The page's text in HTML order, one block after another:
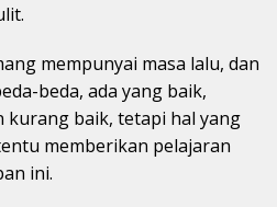
mempunyai masa lalu, dan
beda, ada yang baik,
kurang baik, tetapi hal yang
memberikan pelajaran
ini.